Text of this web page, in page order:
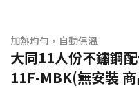
加熱均勻，自動保溫
大同11人份不鏽鋼
11F-MBK(無安裝